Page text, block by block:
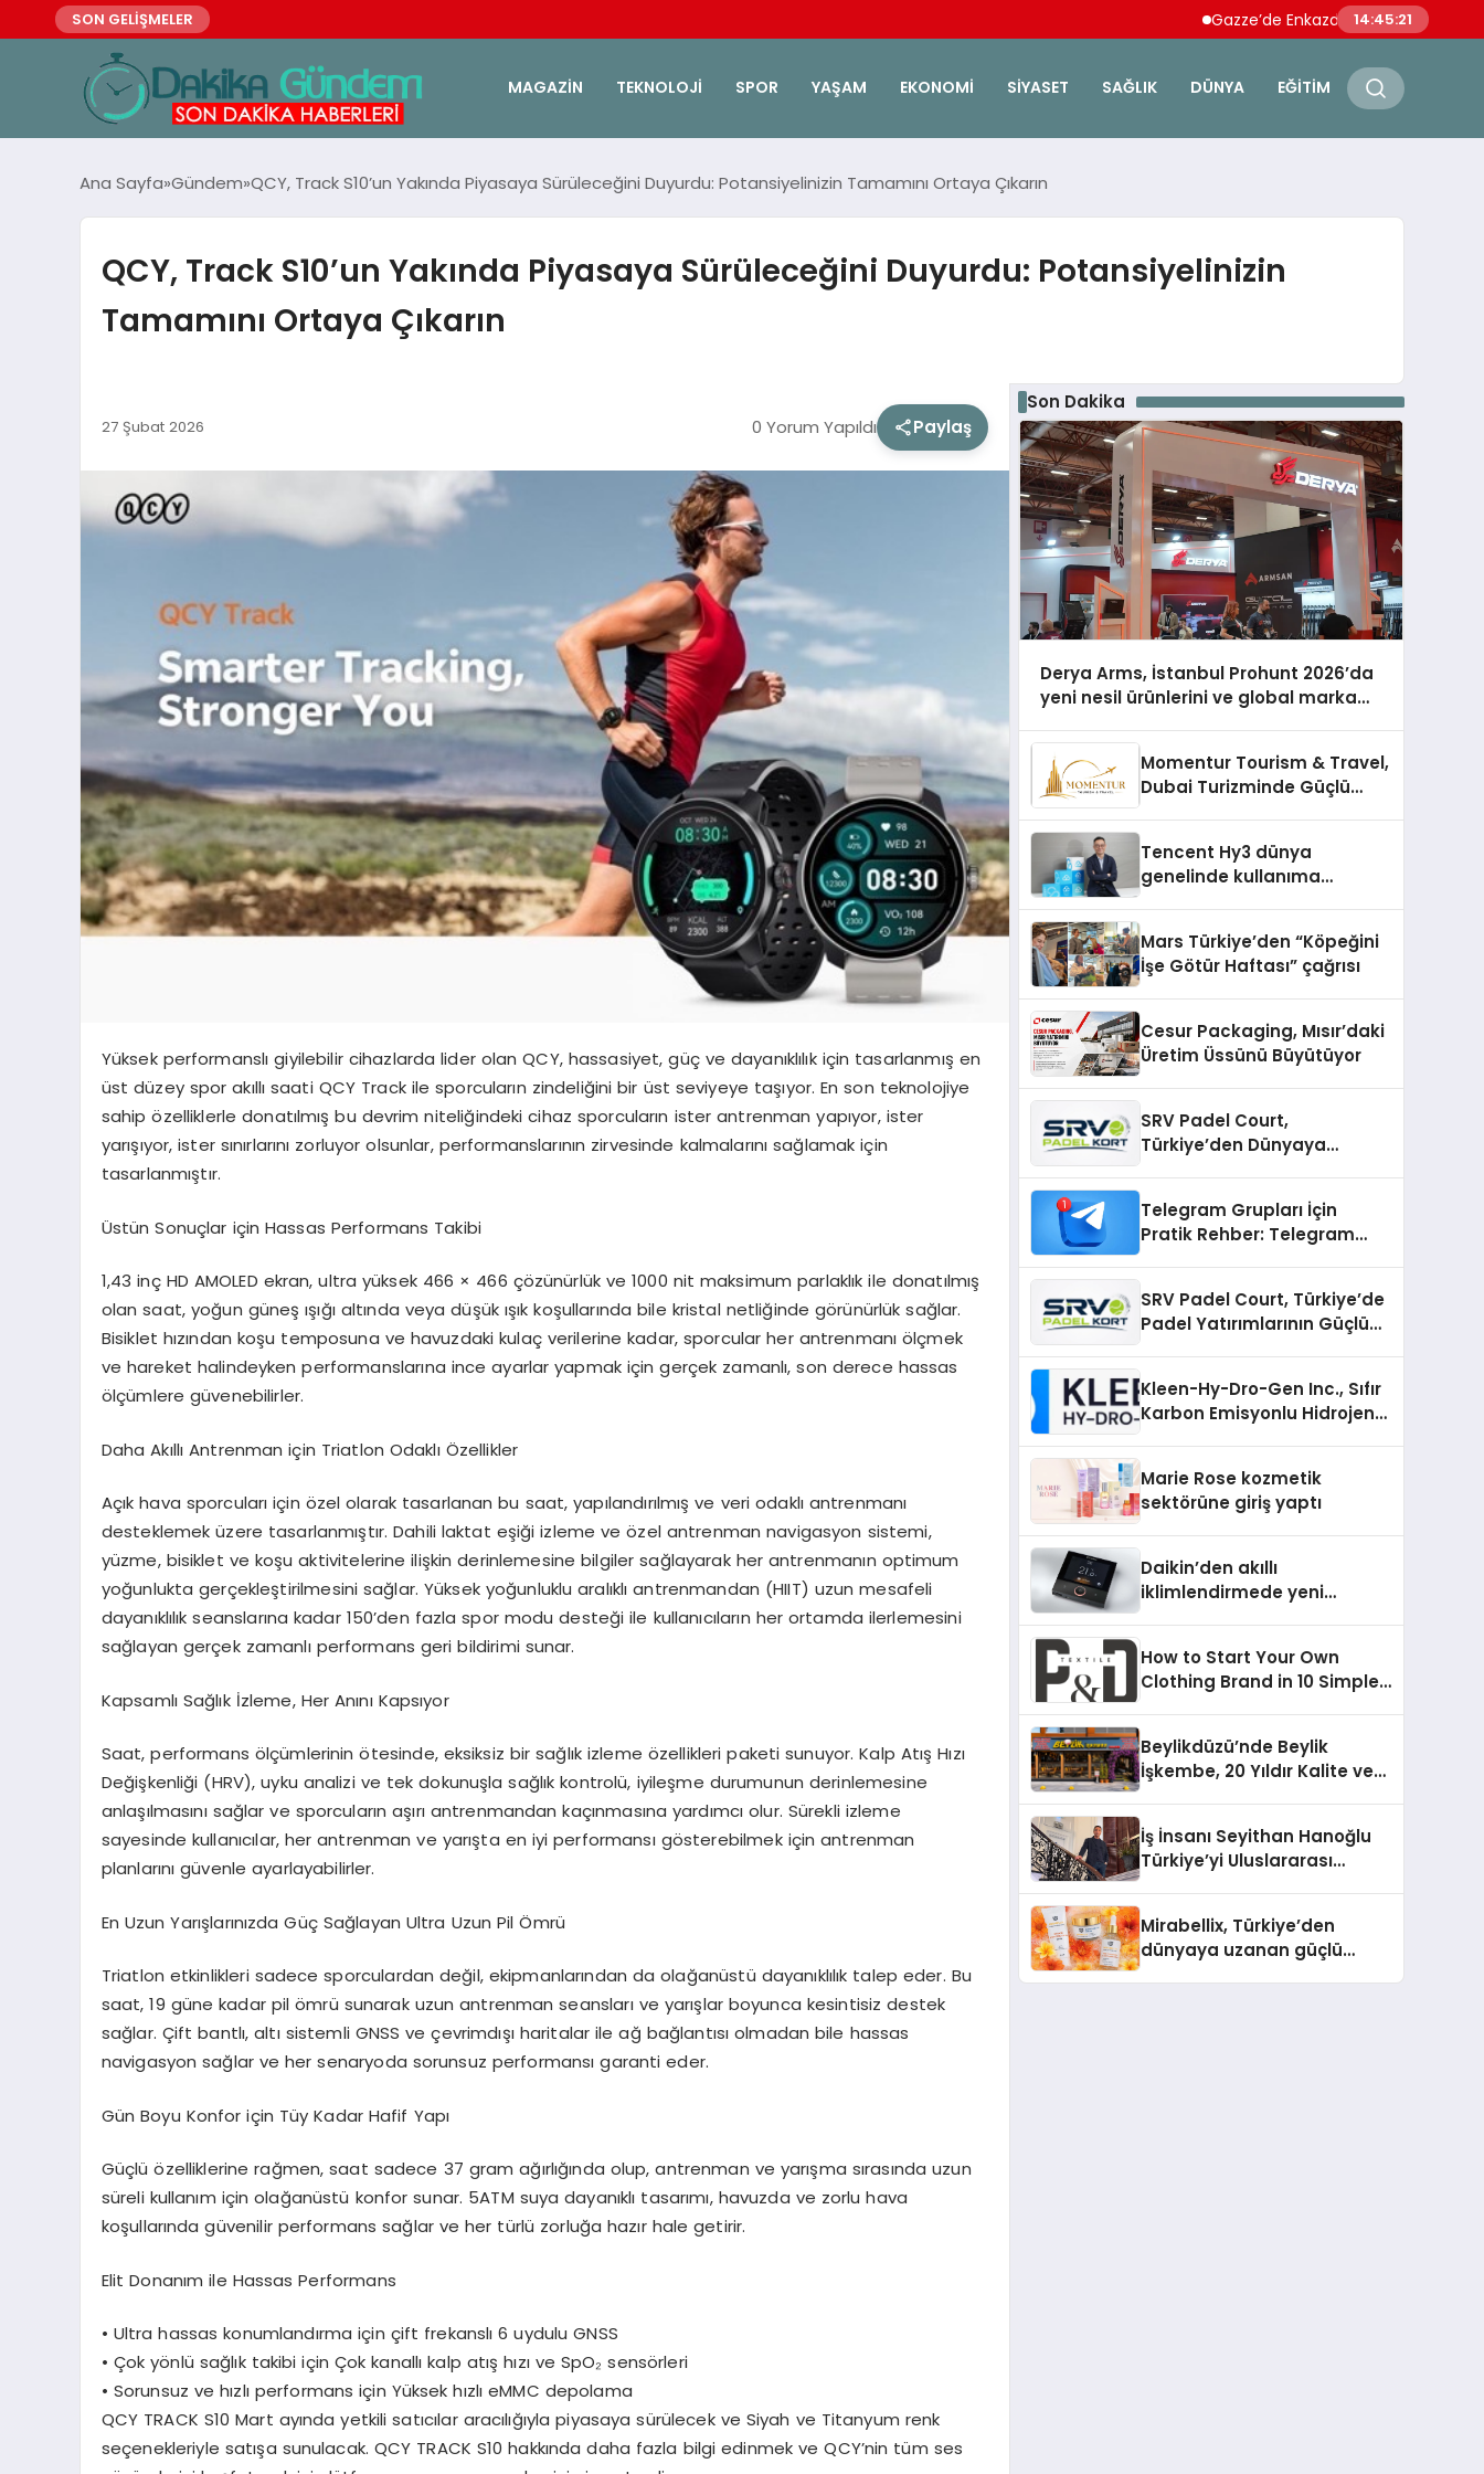
SON GELİŞMELER Gazze’de Enkazdan 112 Naaş Çıkarıldı:
14:45:22
MAGAZIN TEKNOLOJI SPOR YAŞAM EKONOMI SIYASET SAĞLIK DÜNYA EĞITIM
Ana Sayfa Gündem QCY, Track S10’un Yakında Piyasaya Sürüleceğini Duyurdu: Potansiyelinizin Tamamını Ortaya Çıkarın
QCY, Track S10’un Yakında Piyasaya Sürüleceğini Duyurdu: Potansiyelinizin
Tamamını Ortaya Çıkarın
27 Şubat 2026 0 Yorum Yapıldı Paylaş
Yüksek performanslı giyilebilir cihazlarda lider olan QCY, hassasiyet, güç ve dayanıklılık için tasarlanmış en
üst düzey spor akıllı saati QCY Trackile sporcuların zindeliğini bir üst seviyeye taşıyor. En son teknolojiye
sahip özelliklerle donatılmış bu devrim niteliğindeki cihaz sporcuların ister antrenman yapıyor, ister
yarışıyor, ister sınırlarını zorluyor olsunlar, performanslarının zirvesinde kalmalarını sağlamak için
tasarlanmıştır.
Üstün Sonuçlar için Hassas Performans Takibi
1,43 inç HD AMOLED ekran, ultra yüksek 466 × 466 çözünürlük ve 1000 nit maksimum parlaklık ile donatılmış
olan saat, yoğun güneş ışığı altında veya düşük ışık koşullarında bile kristal netliğinde görünürlük sağlar.
Bisiklet hızından koşu temposuna ve havuzdaki kulaç verilerine kadar, sporcular her antrenmanı ölçmek
ve hareket halindeyken performanslarına ince ayarlar yapmak için gerçek zamanlı, son derece hassas
ölçümlere güvenebilirler.
Daha Akıllı Antrenman için Triatlon Odaklı Özellikler
Açık hava sporcuları için özel olarak tasarlanan bu saat, yapılandırılmış ve veri odaklı antrenmanı
desteklemek üzere tasarlanmıştır. Dahili laktat eşiği izleme ve özel antrenman navigasyon sistemi,
yüzme, bisiklet ve koşu aktivitelerine ilişkin derinlemesine bilgiler sağlayarak her antrenmanın optimum
yoğunlukta gerçekleştirilmesini sağlar. Yüksek yoğunluklu aralıklı antrenmandan (HIIT) uzun mesafeli
dayanıklılık seanslarına kadar 150’den fazla spor modu desteği ile kullanıcıların her ortamda ilerlemesini
sağlayan gerçek zamanlı performans geri bildirimi sunar.
Kapsamlı Sağlık İzleme, Her Anını Kapsıyor
Saat, performans ölçümlerinin ötesinde, eksiksiz bir sağlık izleme özellikleri paketi sunuyor. Kalp Atış Hızı
Değişkenliği (HRV), uyku analizi ve tek dokunuşla sağlık kontrolü, iyileşme durumunun derinlemesine
anlaşılmasını sağlar ve sporcuların aşırı antrenmandan kaçınmasına yardımcı olur. Sürekli izleme
sayesinde kullanıcılar, her antrenman ve yarışta en iyi performansı gösterebilmek için antrenman
planlarını güvenle ayarlayabilirler.
En Uzun Yarışlarınızda Güç Sağlayan Ultra Uzun Pil Ömrü
Triatlon etkinlikleri sadece sporculardan değil, ekipmanlarından da olağanüstü dayanıklılık talep eder. Bu
saat,19 güne kadar pil ömrü sunarak uzun antrenman seansları ve yarışlar boyunca kesintisiz destek
sağlar. Çift bantlı, altı sistemli GNSS ve çevrimdışı haritalar ile ağ bağlantısı olmadan bile hassas
navigasyon sağlar ve her senaryoda sorunsuz performansı garanti eder.
Gün Boyu Konfor için Tüy Kadar Hafif Yapı
Güçlü özelliklerine rağmen, saat sadece 37 gram ağırlığında olup, antrenman ve yarışma sırasında uzun
süreli kullanım için olağanüstü konfor sunar. 5ATM suya dayanıklı tasarımı, havuzda ve zorlu hava
koşullarında güvenilir performans sağlar ve her türlü zorluğa hazır hale getirir.
Elit Donanım ile Hassas Performans
• Ultra hassas konumlandırma için çift frekanslı 6 uydulu GNSS
• Çok yönlü sağlık takibi için Çok kanallı kalp atış hızı ve SpO₂ sensörleri
• Sorunsuz ve hızlı performans için Yüksek hızlı eMMC depolama
QCY TRACK S10 Mart ayında yetkili satıcılar aracılığıyla piyasaya sürülecek ve Siyah ve Titanyum renk
seçenekleriyle satışa sunulacak. QCY TRACK S10 hakkında daha fazla bilgi edinmek ve QCY’nin tüm ses
Son Dakika
Derya Arms, İstanbul Prohunt 2026’da
yeni nesil ürünlerini ve global marka
Momentur Tourism & Travel,
Dubai Turizminde Güçlü
Tencent Hy3 dünya
genelinde kullanıma
Mars Türkiye’den “Köpeğini
İşe Götür Haftası” çağrısı
Cesur Packaging, Mısır’daki
Üretim Üssünü Büyütüyor
SRV Padel Court,
Türkiye’den Dünyaya
Telegram Grupları İçin
Pratik Rehber: Telegram
SRV Padel Court, Türkiye’de
Padel Yatırımlarının Güçlü
Kleen-Hy-Dro-Gen Inc., Sıfır
Karbon Emisyonlu Hidrojen
Aldı
Marie Rose kozmetik
sektörüne giriş yaptı
Daikin’den akıllı
iklimlendirmede yeni
How to Start Your Own
Clothing Brand in 10 Simple
Beylikdüzü’nde Beylik
İşkembe, 20 Yıldır Kalite ve
İş İnsanı Seyithan Hanoğlu
Türkiye’yi Uluslararası
Mirabellix, Türkiye’den
dünyaya uzanan güçlü